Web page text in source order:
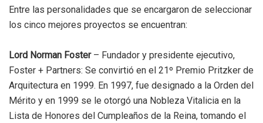
Entre las personalidades que se encargaron de seleccionar
los cinco mejores proyectos se encuentran:
Lord Norman Foster– Fundador y presidente ejecutivo,
Foster + Partners: Se convirtió en el 21º Premio Pritzker de
Arquitectura en 1999. En 1997, fue designado a la Orden del
Mérito y en 1999 se le otorgó una Nobleza Vitalicia en la
Lista de Honores del Cumpleaños de la Reina, tomando el